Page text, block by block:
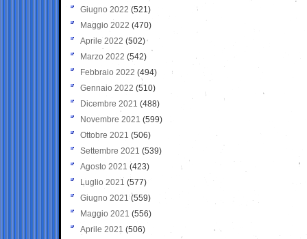
Giugno 2022 (521)
Maggio 2022 (470)
Aprile 2022 (502)
Marzo 2022 (542)
Febbraio 2022 (494)
Gennaio 2022 (510)
Dicembre 2021 (488)
Novembre 2021 (599)
Ottobre 2021 (506)
Settembre 2021 (539)
Agosto 2021 (423)
Luglio 2021 (577)
Giugno 2021(559)
Maggio 2021 (556)
Aprile 2021 (506)